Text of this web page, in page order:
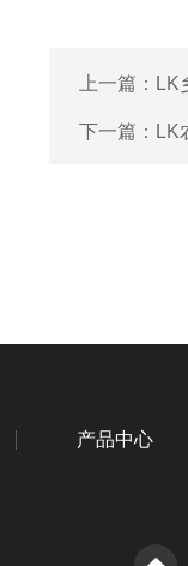
上一篇： LK
下一篇： LK
产品中心